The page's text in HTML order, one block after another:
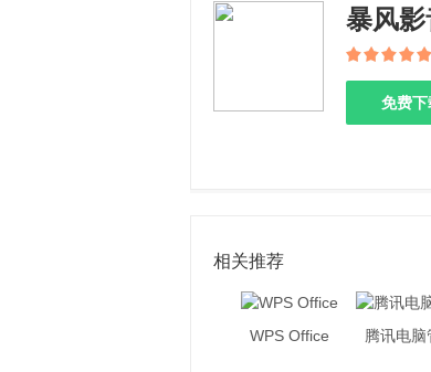
暴风影
免费下
相关推荐
WPS Office
腾讯电脑